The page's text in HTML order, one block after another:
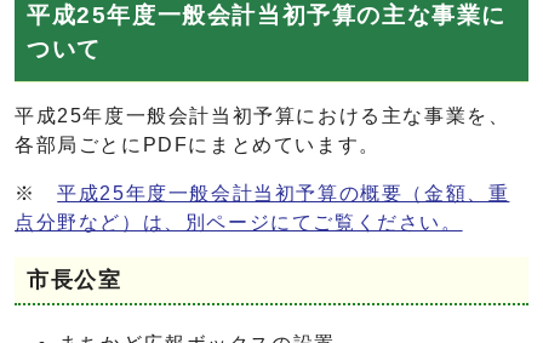
平成25年度一般会計当初予算の主な事業に
ついて
平成25年度一般会計当初予算における主な事業を、
各部局ごとにPDFにまとめています。
※平成25年度一般会計当初予算の概要（金額、重
点分野など）は、別ページにてご覧ください。
市長公室